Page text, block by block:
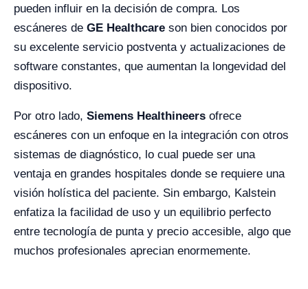
pueden influir en la decisión de compra. Los
escáneres de GE Healthcare son bien conocidos por
su excelente servicio postventa y actualizaciones de
software constantes, que aumentan la longevidad del
dispositivo.
Por otro lado, Siemens Healthineers ofrece
escáneres con un enfoque en la integración con otros
sistemas de diagnóstico, lo cual puede ser una
ventaja en grandes hospitales donde se requiere una
visión holística del paciente. Sin embargo, Kalstein
enfatiza la facilidad de uso y un equilibrio perfecto
entre tecnología de punta y precio accesible, algo que
muchos profesionales aprecian enormemente.